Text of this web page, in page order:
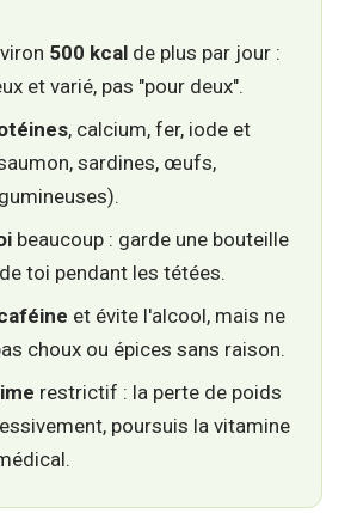
500 kcal de plus par jour :
et varié, pas "pour deux".
, calcium, fer, iode et
sardines, œufs,
beaucoup : garde une bouteille
toi pendant les tétées.
et évite l'alcool, mais ne
choux ou épices sans raison.
restrictif : la perte de poids
poursuis la vitamine